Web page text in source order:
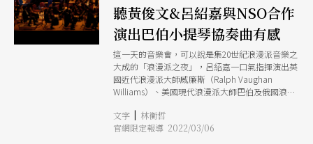
樂首演。此次喬瑟芙維琪將帶來此曲的台灣首演，
更是令人引頸期待！ NSO X 呂紹嘉 「傳奇與傳承
江文也與當代台灣」 身處在大時代下的客籍音樂
家江文也，被迫在中、台、日三地身分認同的夾縫
間生存，人生境遇因此充滿戲劇性的傳奇性。2023
年是他逝世40周年，NSO自2021年起，即多方啟動
江文也相關系列活動。其中的「傳奇與傳承」計
畫，除了推出江文也作品專場音樂會之外，亦同時
委託作曲家以江文也為題創作新曲，藉由「傳奇」
與「傳承」兩方向，帶領聽眾認識江文也。 延續
上個樂季「傳奇與傳承紀念江文也」的方式，「傳
聽黃俊文&呂紹嘉與NSO合作
演出巴伯小提琴協奏曲有感
這一天的音樂會，可以說是集20世紀浪漫派音樂之
大成的「浪漫派之夜」，呂紹嘉一口氣指揮演出英
國近代浪漫派大師威廉斯（Ralph Vaughan
Williams）、美國現代浪漫派大師巴伯及俄國浪漫
灣浪漫派樂迷大呼過癮。自1805年貝多芬首演《英
雄交響曲》之後，浪漫派成為西方樂壇的主流，一
文字 | 林衡哲
官網限定報導 2022/03/06